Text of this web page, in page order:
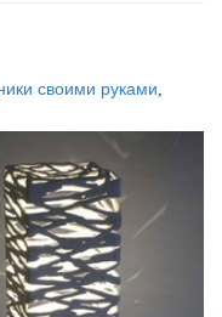
своими руками